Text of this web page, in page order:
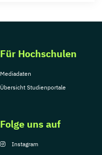
Für Hochschulen
Mediadaten
Übersicht Studienportale
Folge uns auf
Instagram